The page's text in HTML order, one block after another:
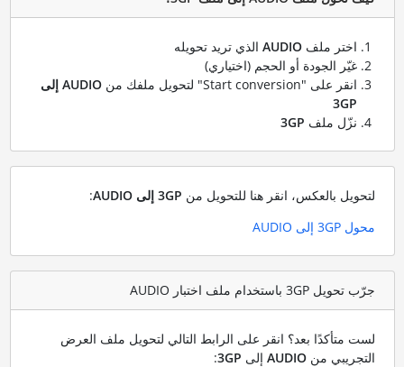
اختر ملف AUDIOالذي تريد تحويله
غيّر الجودة أو الحجم (اختياري)
انقر على "Start conversion" لتحويل ملفك من
AUDIO إلى
3GP
نزّل ملف 3GP
لتحويل بالعكس، انقر هنا للتحويل من 3GP إلى AUDIO
:
محول 3GP إلى AUDIO
جرّب تحويل 3GP باستخدام ملف اختبار AUDIO
لست متأكدًا بعد؟ انقر على الرابط التالي لتحويل ملف العرض
التجريبي من AUDIOإلى 3GP
: